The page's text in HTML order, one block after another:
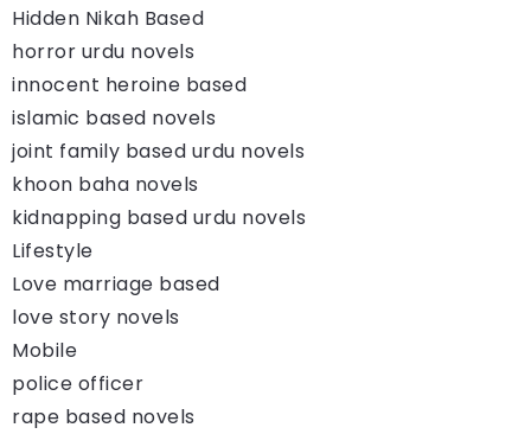
Hidden Nikah Based
horror urdu novels
innocent heroine based
islamic based novels
joint family based urdu novels
khoon baha novels
kidnapping based urdu novels
Lifestyle
Love marriage based
love story novels
Mobile
police officer
rape based novels